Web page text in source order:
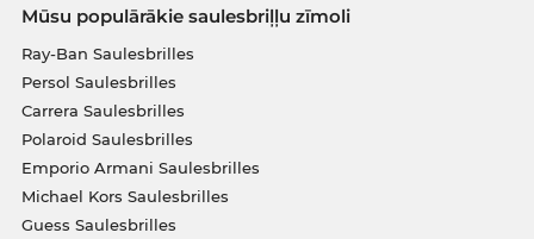
Mūsu populārākie saulesbriļļu zīmoli
Ray-Ban Saulesbrilles
Persol Saulesbrilles
Carrera Saulesbrilles
Polaroid Saulesbrilles
Emporio Armani Saulesbrilles
Michael Kors Saulesbrilles
Guess Saulesbrilles